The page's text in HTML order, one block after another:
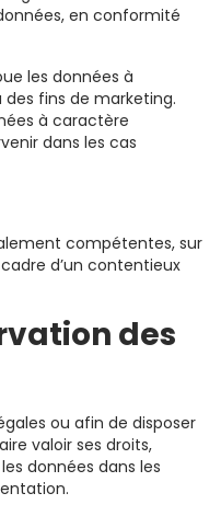
en conformité
les données à
fins de marketing.
à caractère
dans les cas
compétentes, sur
d’un contentieux
des
ou afin de disposer
valoir ses droits,
données dans les